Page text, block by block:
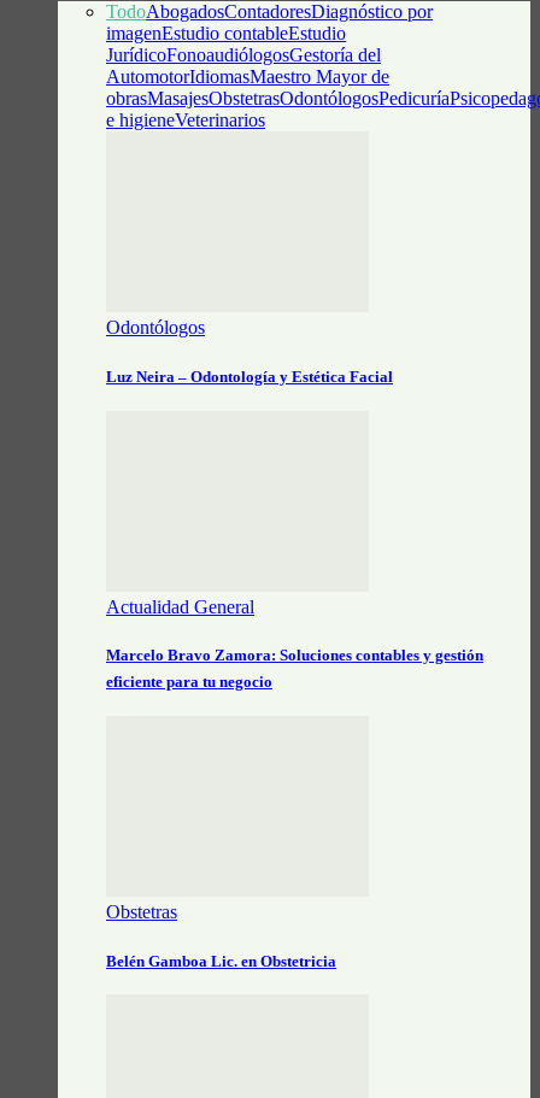
TodoAbogadosContadoresDiagnóstico por
imagenEstudio contableEstudio
JurídicoFonoaudiólogosGestoría del
AutomotorIdiomasMaestro Mayor de
obrasMasajesObstetrasOdontólogosPedicuría
e higieneVeterinarios
Odontólogos
Luz Neira – Odontología y Estética Facial
Actualidad General
Marcelo Bravo Zamora: Soluciones contables y gestión
eficiente para tu negocio
Obstetras
Belén Gamboa Lic. en Obstetricia